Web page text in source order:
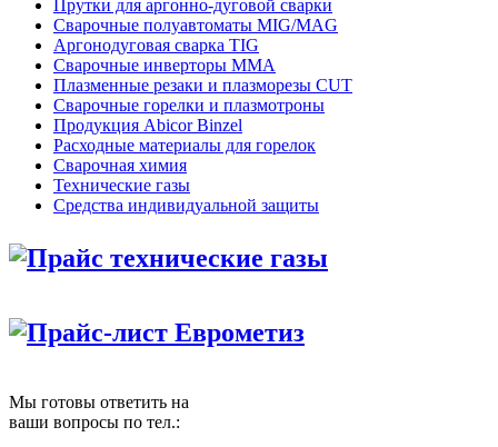
Прутки для аргонно-дуговой сварки
Сварочные полуавтоматы MIG/MAG
Аргонодуговая сварка TIG
Сварочные инверторы MMA
Плазменные резаки и плазморезы CUT
Сварочные горелки и плазмотроны
Продукция Abicor Binzel
Расходные материалы для горелок
Сварочная химия
Технические газы
Средства индивидуальной защиты
Прайс технические газы
Прайс-лист Еврометиз
Мы готовы ответить на
ваши вопросы по тел.: